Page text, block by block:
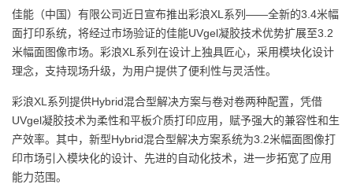
g
a
t
i
n
佳能（中国）有限公司近日宣布推出彩浪XL系列——全新的3.4米幅
面打印系统，将经过市场验证的佳能UVgel凝胶技术优势扩展至3.2
米幅面图像市场。彩浪XL系列在设计上独具匠心，采用模块化设计
理念，支持现场升级，为用户提供了便利性与灵活性。
彩浪XL系列提供Hybrid混合型解决方案与卷对卷两种配置，凭借
UVgel凝胶技术为柔性和平板介质打印应用，赋予强大的兼容性和生
产效率。其中，新型Hybrid混合型解决方案系统为3.2米幅面图像打
印市场引入模块化的设计、先进的自动化技术，进一步拓宽了应用
能力范围。